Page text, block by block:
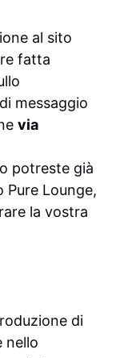
al sito
fatta
messaggio
via
potreste già
Pure Lounge,
la vostra
di
nello